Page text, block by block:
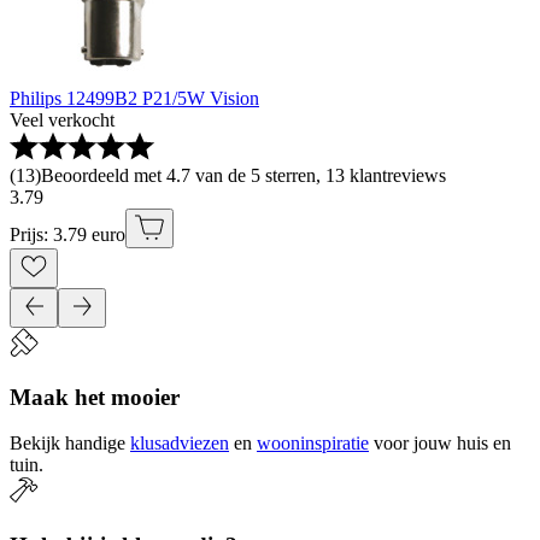
Philips 12499B2 P21/5W Vision
Veel verkocht
(13)Beoordeeld met 4.7 van de 5 sterren, 13 klantreviews
3.79
Prijs: 3.79 euro
Maak het mooier
Bekijk handige klusadviezen en wooninspiratie voor jouw huis en
tuin.